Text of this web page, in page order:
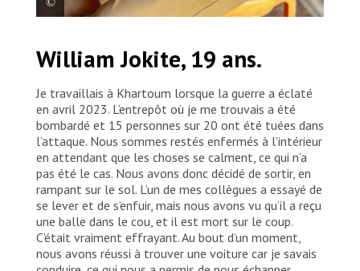
d’arriver avec sa famille au poste-frontière de Joda,
entre le Soudan du Sud et le Soudan.
William Jokite, 19 ans.
Je travaillais à Khartoum lorsque la guerre a éclaté
en avril 2023. L’entrepôt où je me trouvais a été
bombardé et 15 personnes sur 20 ont été tuées dans
l’attaque. Nous sommes restés enfermés à l’intérieur
en attendant que les choses se calment, ce qui n’a
pas été le cas. Nous avons donc décidé de sortir, en
rampant sur le sol. L’un de mes collègues a essayé de
se lever et de s’enfuir, mais nous avons vu qu’il a reçu
une balle dans le cou, et il est mort sur le coup.
C’était vraiment effrayant. Au bout d’un moment,
nous avons réussi à trouver une voiture car je savais